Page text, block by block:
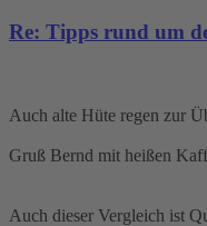
Re: Tipps rund um
Auch alte Hüte regen zur
Gruß Bernd mit heißen
Auch dieser Vergleich ist